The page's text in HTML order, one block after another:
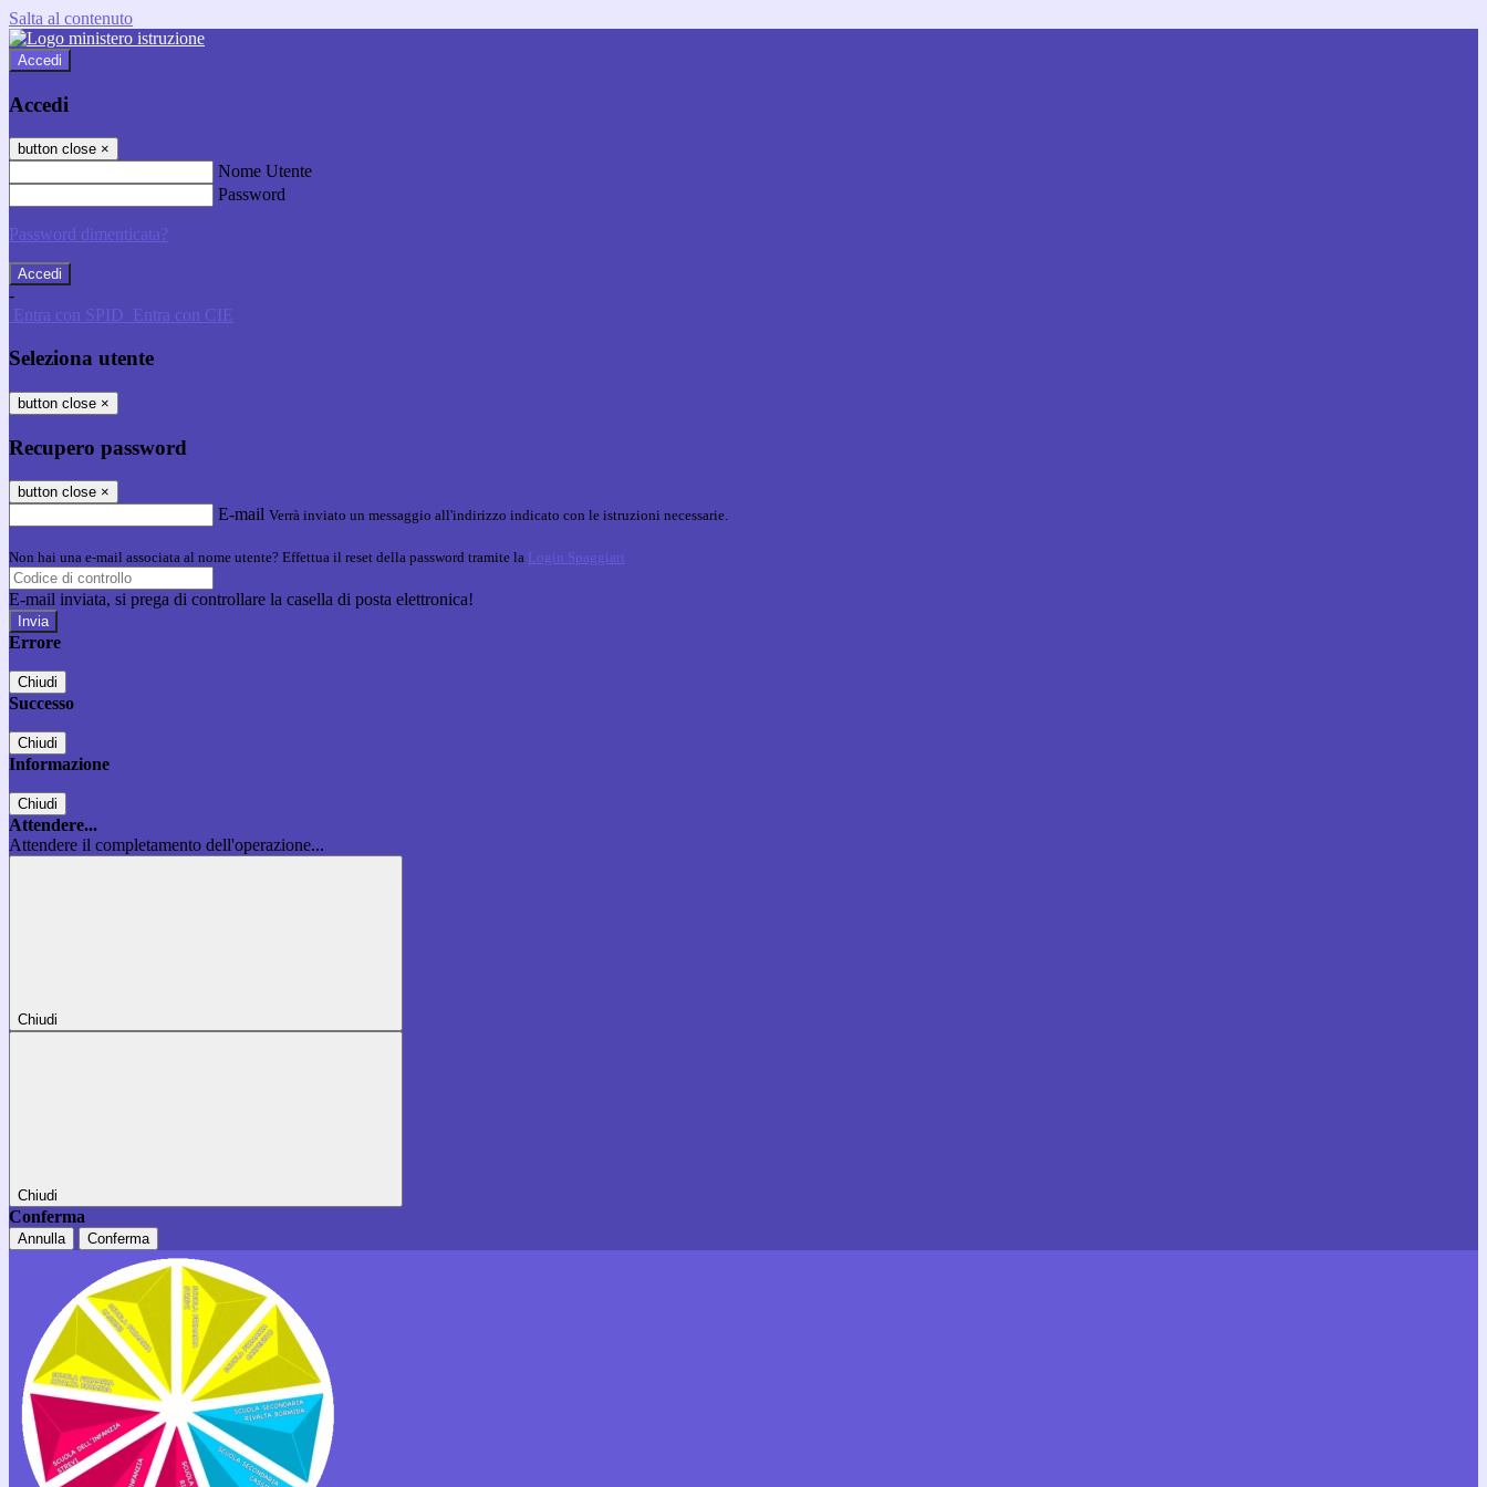
Salta al contenuto
Accedi
Accedi
button close ×
Nome Utente
Password
Password dimenticata?
-
Entra con SPID Entra con CIE
Seleziona utente
button close ×
Recupero password
button close ×
E-mail Verrà inviato un messaggio all'indirizzo indicato con le istruzioni necessarie.
Non hai una e-mail associata al nome utente? Effettua il reset della password tramite la Login Spaggiari
E-mail inviata, si prega di controllare la casella di posta elettronica!
Errore
Chiudi
Successo
Chiudi
Informazione
Chiudi
Attendere...
Attendere il completamento dell'operazione...
Chiudi
Chiudi
Conferma
Annulla Conferma